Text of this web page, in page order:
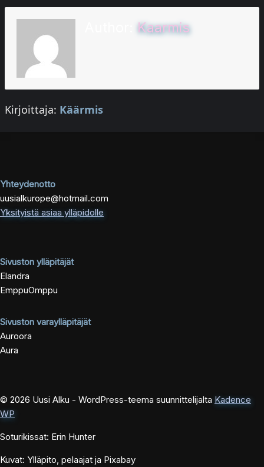
Author:Kaarmis
Kirjoittaja: Käärmis
Yhteydenotto
uusialkurope@hotmail.com
Yksityistä asiaa ylläpidolle
Sivuston ylläpitäjät
Elandra
EmppuOmppu
Sivuston varaylläpitäjät
Auroora
Aura
© 2026 Uusi Alku - WordPress-teema suunnittelijalta Kadence
WP
Soturikissat: Erin Hunter
Kuvat: Ylläpito, pelaajat ja Pixabay